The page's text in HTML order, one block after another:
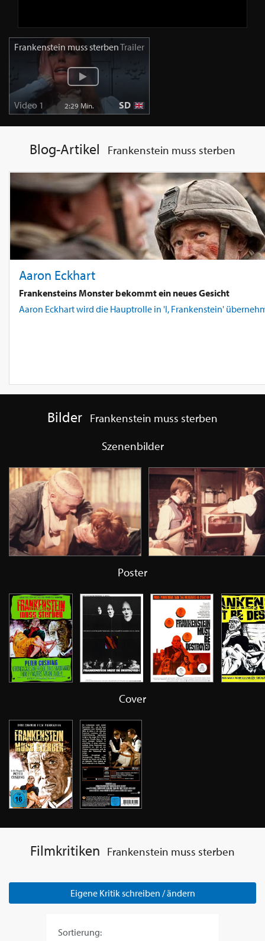
Frankenstein muss sterbenTrailer
Video 1 2:29 Min. SD
Blog-Artikel Frankenstein muss sterben
Aaron Eckhart
Frankensteins Monster bekommt ein neues Gesicht
Aaron Eckhart wird die Hauptrolle in 'I, Frankenstein'
Bilder Frankenstein muss sterben
Szenenbilder
Poster
Cover
Filmkritiken Frankenstein muss sterben
Eigene Kritik schreiben / ändern
Sortierung: